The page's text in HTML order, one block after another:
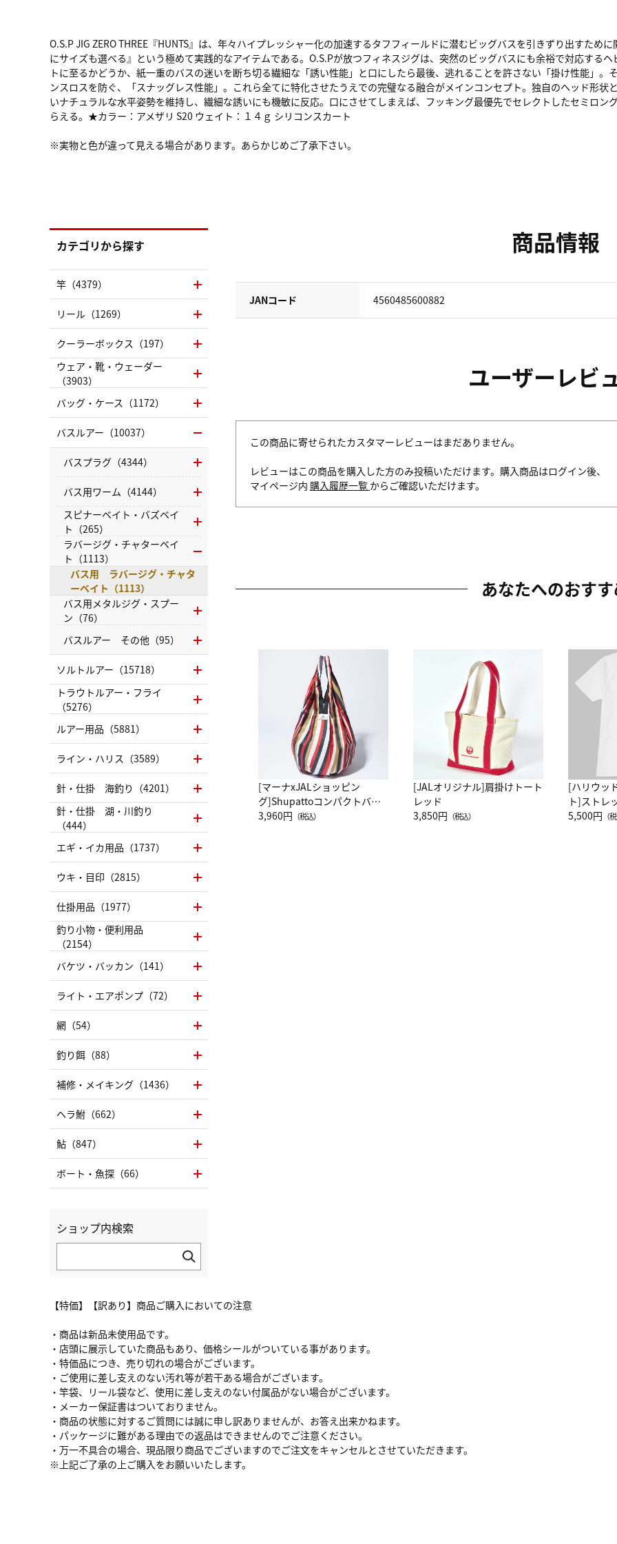
O.S.P JIG ZERO THREE『HUNTS』は、年々ハイプレッシャー化の加速するタフフィールドに潜むビッグバスを引きずり出すため
にサイズも選べる』という極めて実践的なアイテムである。O.S.Pが放つフィネスジグは、突然のビッグバスにも余裕で対応する
トに至るかどうか、紙一重のバスの迷いを断ち切る繊細な「誘い性能」と口にしたら最後、逃れることを許さない「掛け性能」
ンスロスを防ぐ、「スナッグレス性能」。これら全てに特化させたうえでの完璧なる融合がメインコンセプト。独自のヘッド形
いナチュラルな水平姿勢を維持し、繊細な誘いにも機敏に反応。口にさせてしまえば、フッキング最優先でセレクトしたセミロ
らえる。★カラー：アメザリ S20 ウェイト：１４ｇ シリコンスカート
※実物と色が違って見える場合があります。あらかじめご了承下さい。
商品情報
JANコード 4560485600882
ユーザーレビ
この商品に寄せられたカスタマーレビューはまだありません。
レビューはこの商品を購入した方のみ投稿いただけます。購入商品はログイン後、
マイページ内 購入履歴一覧 からご確認いただけます。
あなたへのおす
[マーナxJALショッピン
グ]Shupattoコンパクトバッ
グ Drop JAL客室乗務員
3,960円 （税込）
[JALオリジナル]肩掛けトート
レッド
3,850円 （税込）
[ハリウッ
ト]ストレ
ーネック
5,500円 （
【特価】【訳あり】商品ご購入においての注意
・商品は新品未使用品です。
・店頭に展示していた商品もあり、価格シールがついている事があります。
・特価品につき、売り切れの場合がございます。
・ご使用に差し支えのない汚れ等が若干ある場合がございます。
・竿袋、リール袋など、使用に差し支えのない付属品がない場合がございます。
・メーカー保証書はついておりません。
・商品の状態に対するご質問には誠に申し訳ありませんが、お答え出来かねます。
・パッケージに難がある理由での返品はできませんのでご注意ください。
・万一不具合の場合、現品限り商品でございますのでご注文をキャンセルとさせていただきます。
※上記ご了承の上ご購入をお願いいたします。
カテゴリから探す
竿（4379）
リール（1269）
クーラーボックス（197）
ウェア・靴・ウェーダー
（3903）
バッグ・ケース（1172）
バスルアー（10037）
バスプラグ（4344）
バス用ワーム（4144）
スピナーベイト・バズベイ
ト（265）
ラバージグ・チャターベイ
ト（1113）
バス用 ラバージグ・チャタ
ーベイト（1113）
バス用メタルジグ・スプー
ン（76）
バスルアー その他（95）
ソルトルアー（15718）
トラウトルアー・フライ
（5276）
ルアー用品（5881）
ライン・ハリス（3589）
針・仕掛 海釣り（4201）
針・仕掛 湖・川釣り
（444）
エギ・イカ用品（1737）
ウキ・目印（2815）
仕掛用品（1977）
釣り小物・便利用品
（2154）
バケツ・バッカン（141）
ライト・エアポンプ（72）
網（54）
釣り餌（88）
補修・メイキング（1436）
ヘラ鮒（662）
鮎（847）
ボート・魚探（66）
ショップ内検索